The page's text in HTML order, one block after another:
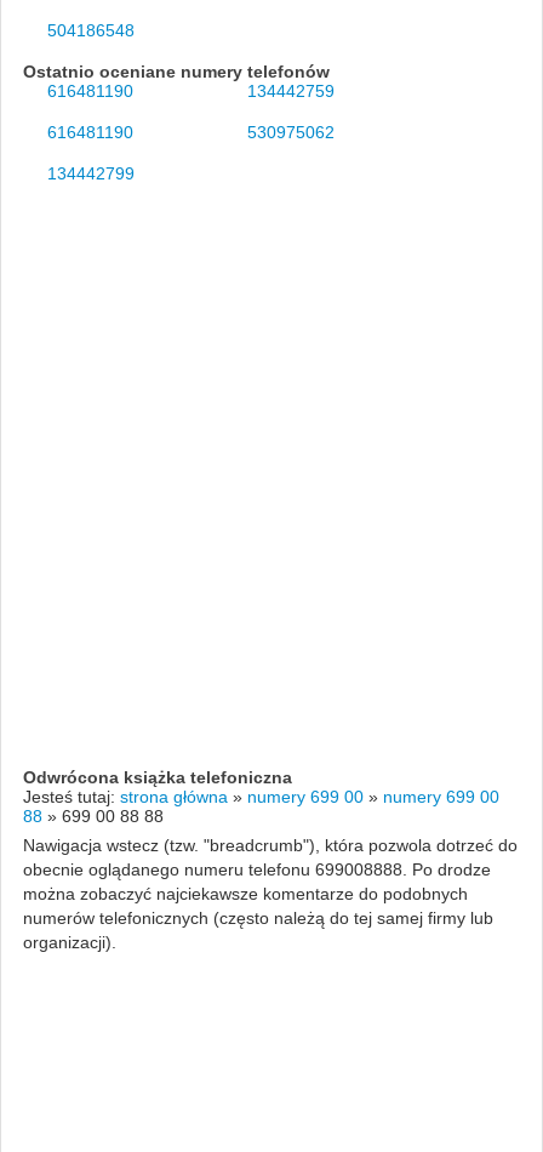
504186548
Ostatnio oceniane numery telefonów
616481190
134442759
616481190 530975062
134442799
Odwrócona książka telefoniczna
Jesteś tutaj: strona główna » numery 699 00 » numery 699 00
88 » 699 00 88 88
Nawigacja wstecz (tzw. "breadcrumb"), która pozwola dotrzeć do
obecnie oglądanego numeru telefonu 699008888. Po drodze
można zobaczyć najciekawsze komentarze do podobnych
numerów telefonicznych (często należą do tej samej firmy lub
organizacji).